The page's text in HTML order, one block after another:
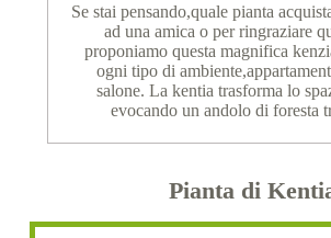
Se stai pensando,quale pianta
ad una amica o per ringraziare
proponiamo questa magnifica
ogni tipo di
salone. La kentia trasforma lo
evocando un andolo di foresta
Pianta di